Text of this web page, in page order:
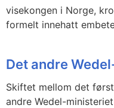
visekongen i Norge,
formelt innehatt
Det andre
Skiftet mellom det
andre Wedel-